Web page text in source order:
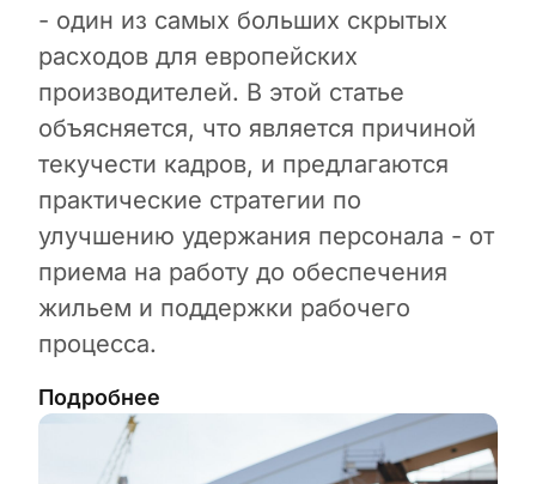
- один из самых больших скрытых
расходов для европейских
производителей. В этой статье
объясняется, что является причиной
текучести кадров, и предлагаются
практические стратегии по
улучшению удержания персонала - от
приема на работу до обеспечения
жильем и поддержки рабочего
процесса.
Подробнее